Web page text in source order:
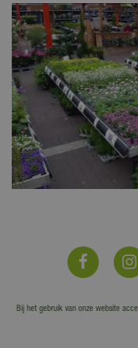
Bij het gebruik van onze website